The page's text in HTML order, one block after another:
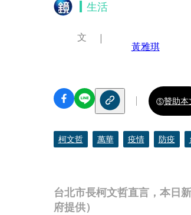
生活
台北市長柯文哲直言，本日
府提供）
文
黃雅琪
贊助本
柯文哲 萬華 疫情 防疫